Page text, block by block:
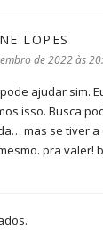
LOPES
de 2022 às
ajudar sim.
isso. Busca
mas se tiver
pra valer!